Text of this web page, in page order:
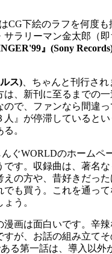
下絵のラフを何度
ラリーマン金太郎（
』(Sony
ス) 、ちゃんと刊行さ
、新刊に至るまでの
で、ファンなら間違
』が停滞していると
。
んぐWORLDのホームペ
す。収録曲は、著名
の方や、昔好きだっ
も買う。これを通っ
う。
画は面白いです。辛
が、お話の組み立て
る第一話は、導入以外